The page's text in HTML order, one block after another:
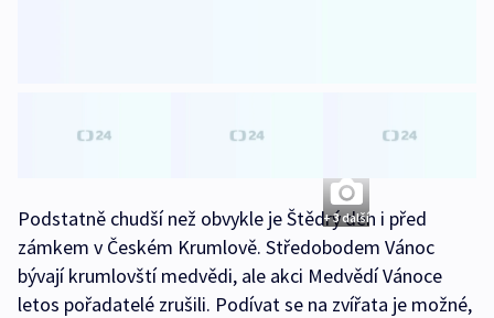
+ 3 další
Podstatně chudší než obvykle je Štědrý den i před
zámkem v Českém Krumlově. Středobodem Vánoc
bývají krumlovští medvědi, ale akci Medvědí Vánoce
letos pořadatelé zrušili. Podívat se na zvířata je možné,